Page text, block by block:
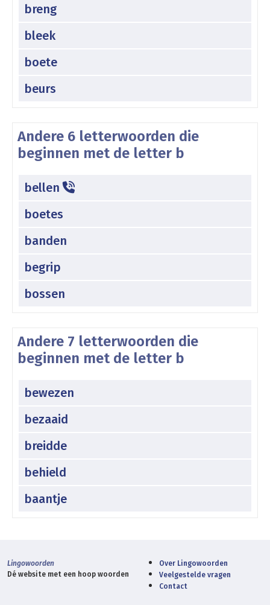
breng
bleek
boete
beurs
Andere 6 letterwoorden die
beginnen met de letter b
bellen
boetes
banden
begrip
bossen
Andere 7 letterwoorden die
beginnen met de letter b
bewezen
bezaaid
breidde
behield
baantje
Lingowoorden
Dé website met een hoop woorden
Over Lingowoorden
Veelgestelde vragen
Contact